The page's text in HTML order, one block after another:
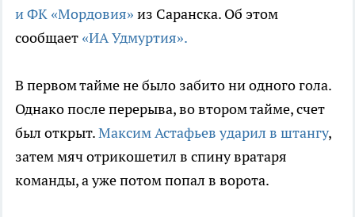
и ФК «Мордовия» из Саранска. Об этом
сообщает «ИА Удмуртия».
В первом тайме не было забито ни одного гола.
Однако после перерыва, во втором тайме, счет
был открыт.Максим Астафьев ударил в штангу,
затем мяч отрикошетил в спину вратаря
команды, а уже потом попал в ворота.